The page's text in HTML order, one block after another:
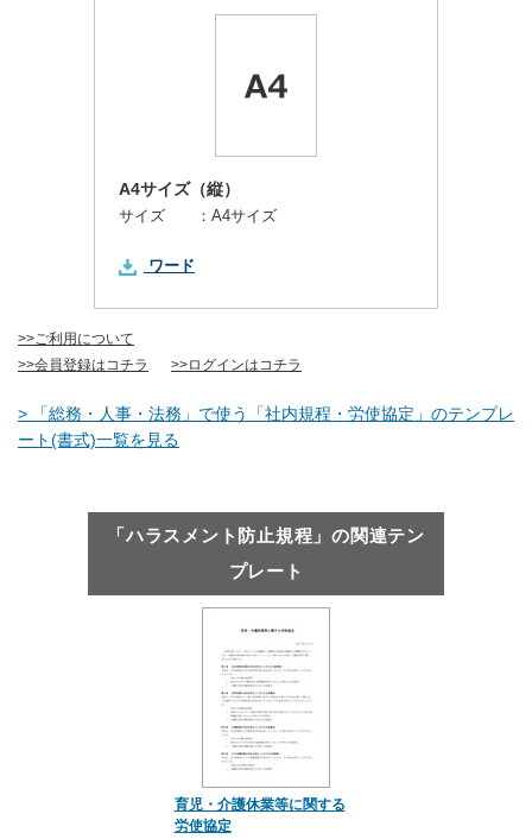
A4サイズ（縦）
サイズ ： A4サイズ
ワード
>>ご利用について
>>会員登録はコチラ
>>ログインはコチラ
> 「総務・人事・法務」で使う「社内規程・労使協定」のテンプレ
ート(書式)一覧を見る
「ハラスメント防止規程」の関連テン
プレート
育児・介護休業等に関する
労使協定